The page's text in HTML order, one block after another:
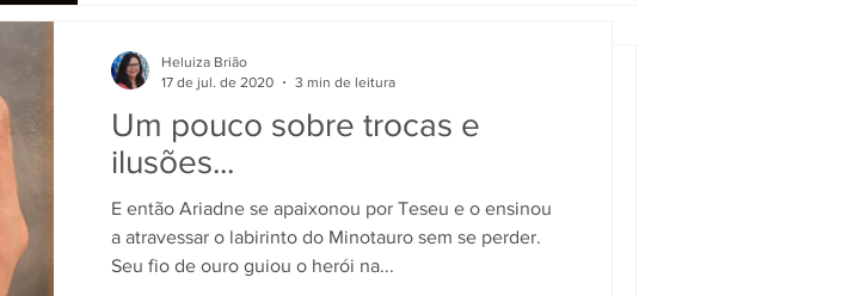
Um pouco sobre trocas e
ilusões...
E então Ariadne se apaixonou por Teseu e o ensinou
a atravessar o labirinto do Minotauro sem se perder.
Heluiza Brião
Um pouco sobre trocas e
ilusões...
E então Ariadne se apaixonou por Teseu e o ensinou
a atravessar o labirinto do Minotauro sem se perder.
Seu fio de ouro guiou o herói na...
Heluiza Brião
17 de jul. de 2020
3 min de leitura